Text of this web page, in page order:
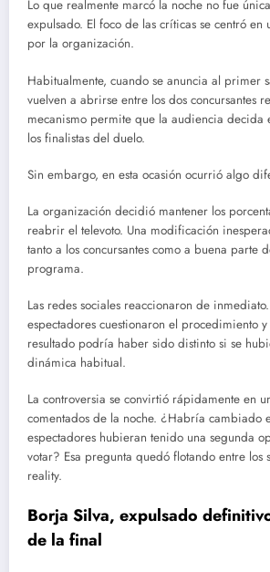
Lo que realmente marcó la noche no fue
expulsado. El foco de las críticas se centró en
por la organización.
Habitualmente, cuando se anuncia al primer
vuelven a abrirse entre los dos concursantes
mecanismo permite que la audiencia decida
los finalistas del duelo.
Sin embargo, en esta ocasión ocurrió algo
La organización decidió mantener los
reabrir el televoto. Una modificación
tanto a los concursantes como a buena parte
programa.
Las redes sociales reaccionaron de
espectadores cuestionaron el procedimiento
resultado podría haber sido distinto si se
dinámica habitual.
La controversia se convirtió rápidamente en
comentados de la noche. ¿Habría cambiado
espectadores hubieran tenido una segunda
votar? Esa pregunta quedó flotando entre los
reality.
Borja Silva, expulsado
de la final